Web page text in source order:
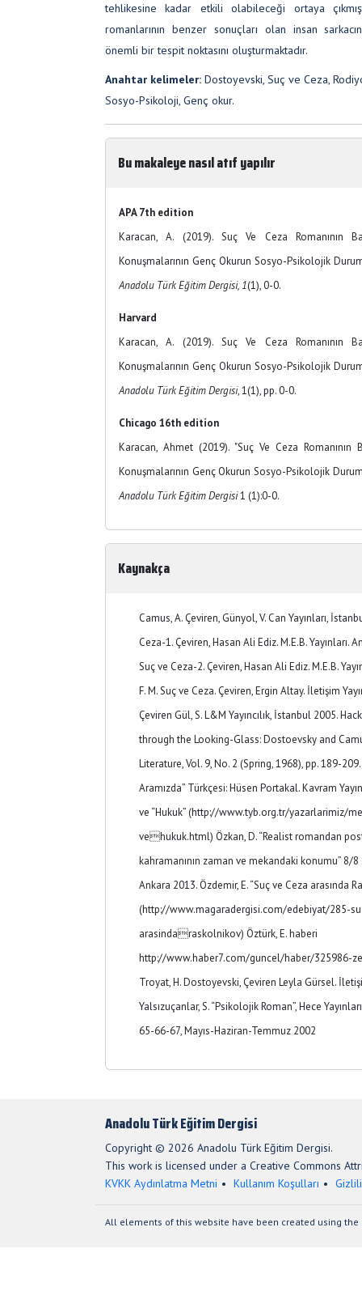
tehlikesine kadar etkili olabileceği ortaya
romanlarının benzer sonuçları olan insan
önemli bir tespit noktasını oluşturmaktadır.
Anahtar kelimeler: Dostoyevski, Suç ve Ceza,
Sosyo-Psikoloji, Genç okur.
Bu makaleye nasıl atıf yapılır
APA 7th edition
Karacan, A. (2019). Suç Ve Ceza Romanının
Konuşmalarının Genç Okurun Sosyo-Psikolojik
Anadolu Türk Eğitim Dergisi, 1(1), 0-0.
Harvard
Karacan, A. (2019). Suç Ve Ceza Romanının
Konuşmalarının Genç Okurun Sosyo-Psikolojik
Anadolu Türk Eğitim Dergisi, 1(1), pp. 0-0.
Chicago 16th edition
Karacan, Ahmet (2019). "Suç Ve Ceza Romanının
Konuşmalarının Genç Okurun Sosyo-Psikolojik
Anadolu Türk Eğitim Dergisi1 (1):0-0.
Kaynakça
Camus, A. Çeviren, Günyol, V. Can Yayınları,
Ceza-1. Çeviren, Hasan Ali Ediz. M.E.B. Yayınları.
Suç ve Ceza-2. Çeviren, Hasan Ali Ediz. M.E.B.
F. M. Suç ve Ceza. Çeviren, Ergin Altay. İletişim
Çeviren Gül, S. L&M Yayıncılık, İstanbul 2005.
through the Looking-Glass: Dostoevsky and
Literature, Vol. 9, No. 2 (Spring, 1968), pp. 189-
Aramızda” Türkçesi: Hüsen Portakal. Kavram
ve “Hukuk” (http://www.tyb.org.tr/yazarlarimiz/
vehukuk.html) Özkan, D. “Realist romandan
kahramanının zaman ve mekandaki konumu” 8/
Ankara 2013. Özdemir, E. “Suç ve Ceza arasında
(http://www.magaradergisi.com/edebiyat/285-
arasindaraskolnikov) Öztürk, E. haberi
http://www.haber7.com/guncel/haber/325986-
Troyat, H. Dostoyevski, Çeviren Leyla Gürsel.
Yalsızuçanlar, S. “Psikolojik Roman”, Hece
65-66-67, Mayıs-Haziran-Temmuz 2002
Anadolu Türk Eğitim Dergisi
Copyright © 2026 Anadolu Türk Eğitim Dergisi.
This work is licensed under a Creative Commons
KVKK Aydınlatma Metni
Kullanım Koşulları
All elements of this website have been created using the